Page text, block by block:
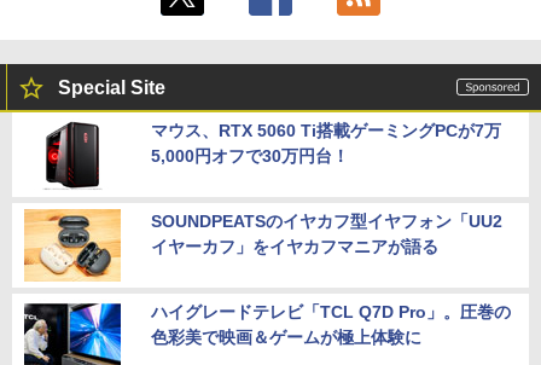
Special Site
マウス、RTX 5060 Ti搭載ゲーミングPCが7万
5,000円オフで30万円台！
SOUNDPEATSのイヤカフ型イヤフォン「UU2
イヤーカフ」をイヤカフマニアが語る
ハイグレードテレビ「TCL Q7D Pro」。圧巻の
色彩美で映画＆ゲームが極上体験に